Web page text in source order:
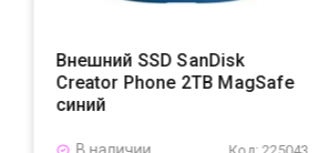
Внешний SSD SanDisk
Creator Phone 2TB MagSafe
синий